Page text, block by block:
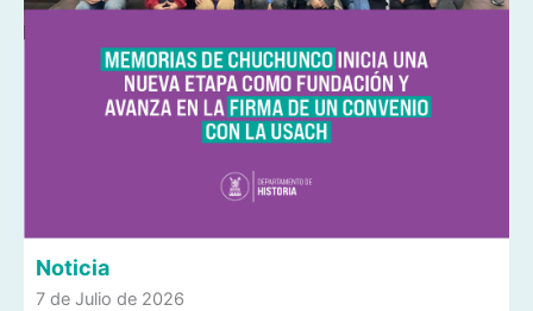
Noticia
7 de Julio de 2026